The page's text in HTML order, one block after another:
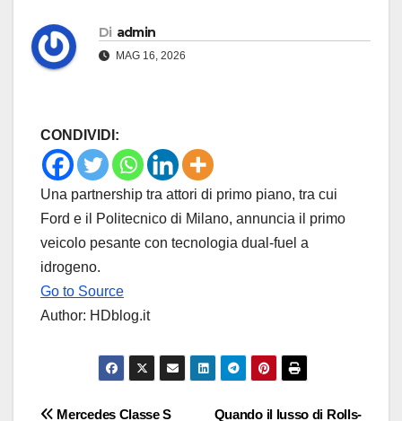
Di admin
MAG 16, 2026
CONDIVIDI:
Una partnership tra attori di primo piano, tra cui
Ford e il Politecnico di Milano, annuncia il primo
veicolo pesante con tecnologia dual-fuel a
idrogeno.
Go to Source
Author: HDblog.it
Quando il lusso di Rolls-
Mercedes Classe S